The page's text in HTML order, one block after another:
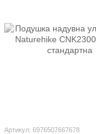
Артикул: 6976507667678